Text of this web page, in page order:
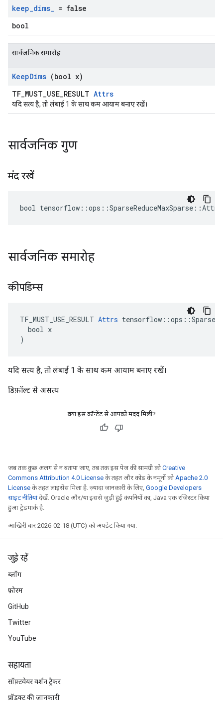
keep_dims_ = false
bool
सार्वजनिक समारोह
KeepDims (bool x)
TF_MUST_USE_RESULT Attrs
यदि सत्य है, तो लंबाई 1 के साथ कम आयाम बनाए रखें।
सार्वजनिक गुण
मंद रखें
bool
सार्वजनिक समारोह
कीपडिम्स
TF_MUST_USE_RESULT Attrs
  bool x
)
यदि सत्य है, तो लंबाई 1 के साथ कम आयाम बनाए रखें।
डिफ़ॉल्ट से असत्य
क्या इस कॉन्टेंट से आपको मदद मिली?
जब तक कुछ अलग से न बताया जाए, तब तक इस पेज की सामग्री कोCreative
Commons Attribution 4.0 License के तहत और कोड के नमूनों कोApache 2.0
License के तहत लाइसेंस मिला है. ज़्यादा जानकारी के लिए, Google Developers
साइट नीतियांदेखें. Oracle और/या इससे जुड़ी हुई कंपनियों का, Java एक रजिस्टर किया
हुआ ट्रेडमार्क है.
आखिरी बार 2026-02-18 (UTC) को अपडेट किया गया.
जुड़े रहें
ब्लॉग
फ़ोरम
GitHub
Twitter
YouTube
सहायता
सॉफ़्टवेयर वर्शन ट्रैकर
प्रॉडक्ट की जानकारी